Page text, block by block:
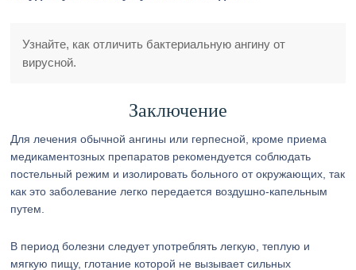
Узнайте, как отличить бактериальную ангину от
вирусной.
Заключение
Для лечения обычной ангины или герпесной, кроме приема
медикаментозных препаратов рекомендуется соблюдать
постельный режим и изолировать больного от окружающих, так
как это заболевание легко передается воздушно-капельным
путем.
В период болезни следует употреблять легкую, теплую и
мягкую пищу, глотание которой не вызывает сильных